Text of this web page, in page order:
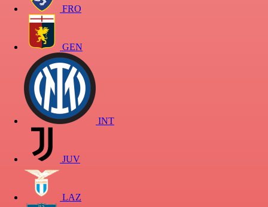
FRO
GEN
INT
JUV
LAZ